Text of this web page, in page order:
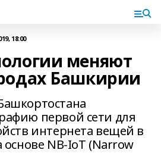
18:00
меняют
Башкирии
первой сети для
интернета вещей в
основе NB-IoT (Narrow